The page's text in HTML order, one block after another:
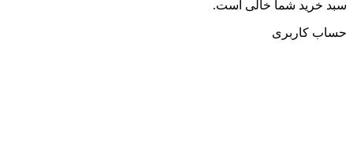
سبد خرید شما خالی است.
حساب کاربری